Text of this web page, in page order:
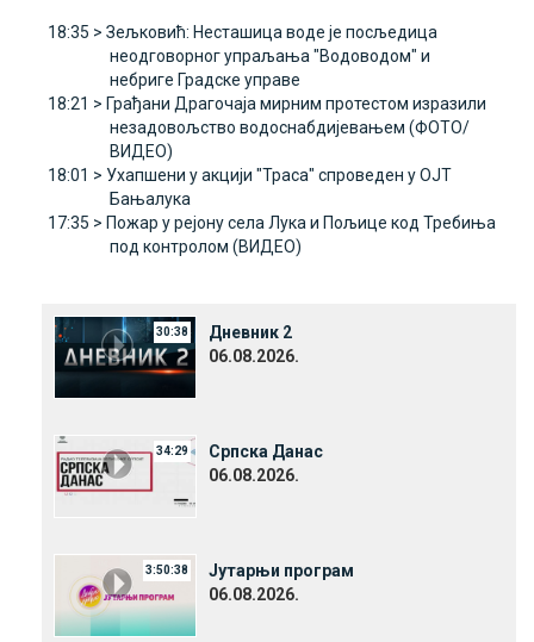
18:35 > Зељковић: Несташица воде је посљедица
неодговорног упраљања "Водоводом" и
небриге Градске управе
18:21 > Грађани Драгочаја мирним протестом изразили
незадовољство водоснабдијевањем (ФОТО/
ВИДЕО)
18:01 > Ухапшени у акцији "Траса" спроведен у ОЈТ
Бањалука
17:35 > Пожар у рејону села Лука и Пољице код Требиња
под контролом (ВИДЕО)
30:38
Дневник 2
06.08.2026.
34:29
Српска Данас
06.08.2026.
3:50:38
Јутарњи програм
06.08.2026.